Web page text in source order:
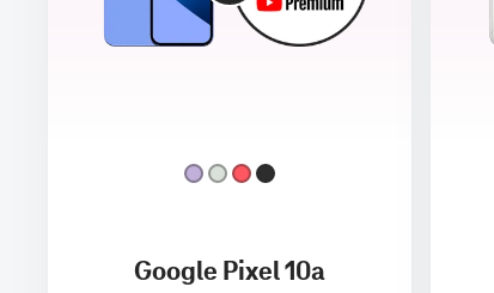
Google Pixel 10a